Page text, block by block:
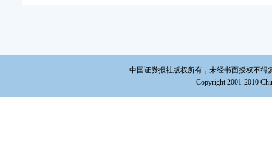
中国证券报社版权所有，未经书面授权不得
Copyright 2001-2010